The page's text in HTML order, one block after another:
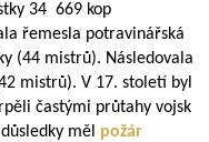
34 669 kop
řemesla potravinářská
(44 mistrů). Následovala
mistrů). V 17. století byl
častými průtahy vojsk
měl požár